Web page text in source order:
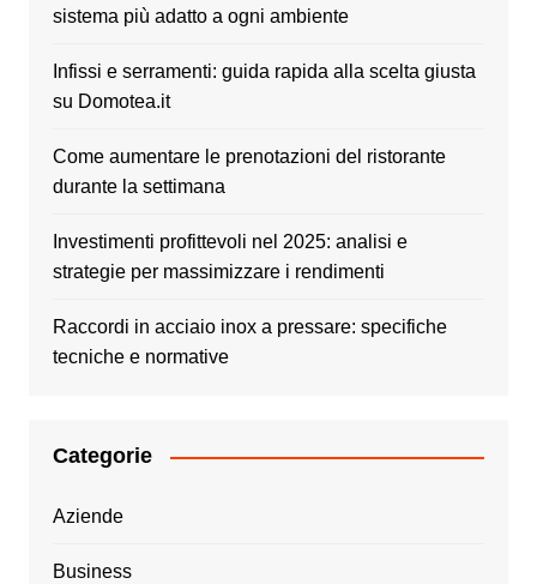
sistema più adatto a ogni ambiente
Infissi e serramenti: guida rapida alla scelta giusta
su Domotea.it
Come aumentare le prenotazioni del ristorante
durante la settimana
Investimenti profittevoli nel 2025: analisi e
strategie per massimizzare i rendimenti
Raccordi in acciaio inox a pressare: specifiche
tecniche e normative
Categorie
Aziende
Business